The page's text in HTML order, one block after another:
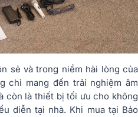
sẻ và trong niềm hài lòng của
chỉ mang đến trải nghiệm âm
còn là thiết bị tối ưu cho không
diễn tại nhà. Khi mua tại Bảo